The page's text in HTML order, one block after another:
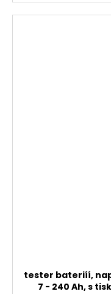
tester bateriíí,
7 - 240 Ah, s